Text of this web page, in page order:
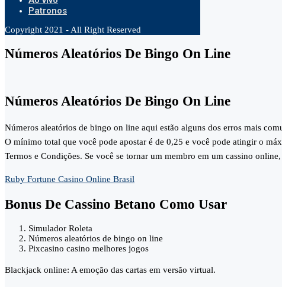
Patronos
Copyright 2021 - All Right Reserved
Números Aleatórios De Bingo On Line
Números Aleatórios De Bingo On Line
Números aleatórios de bingo on line aqui estão alguns dos erros mais
O mínimo total que você pode apostar é de 0,25 e você pode atingir o
Termos e Condições. Se você se tornar um membro em um cassino
Ruby Fortune Casino Online Brasil
Bonus De Cassino Betano Como Usar
Simulador Roleta
Números aleatórios de bingo on line
Pixcasino casino melhores jogos
Blackjack online: A emoção das cartas em versão virtual.